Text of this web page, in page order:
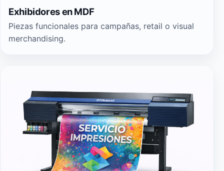
Exhibidores en MDF
Piezas funcionales para campañas, retail o visual
merchandising.